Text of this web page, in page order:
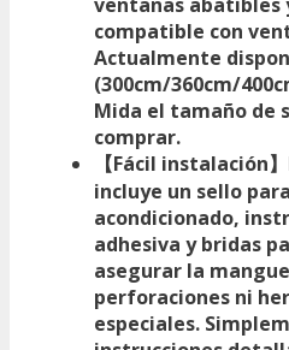
compatible con
Actualmente
(300cm/360cm/
Mida el tamaño de
comprar.
【Fácil instalación
incluye un sello
acondicionado,
adhesiva y bridas
asegurar la
perforaciones ni
especiales.